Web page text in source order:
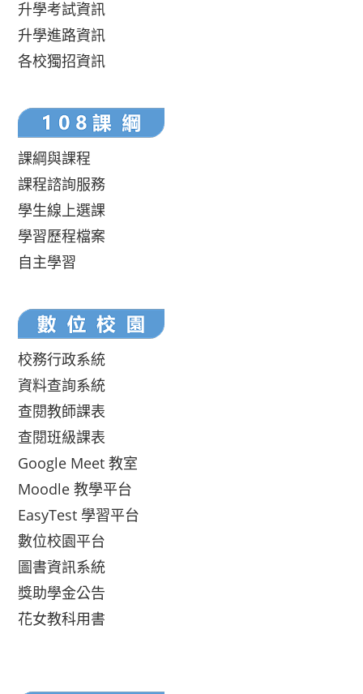
升學考試資訊
升學進路資訊
各校獨招資訊
課綱與課程
課程諮詢服務
學生線上選課
學習歷程檔案
自主學習
校務行政系統
資料查詢系統
查閱教師課表
查閱班級課表
Google Meet 教室
Moodle 教學平台
EasyTest 學習平台
數位校園平台
圖書資訊系統
獎助學金公告
花女教科用書